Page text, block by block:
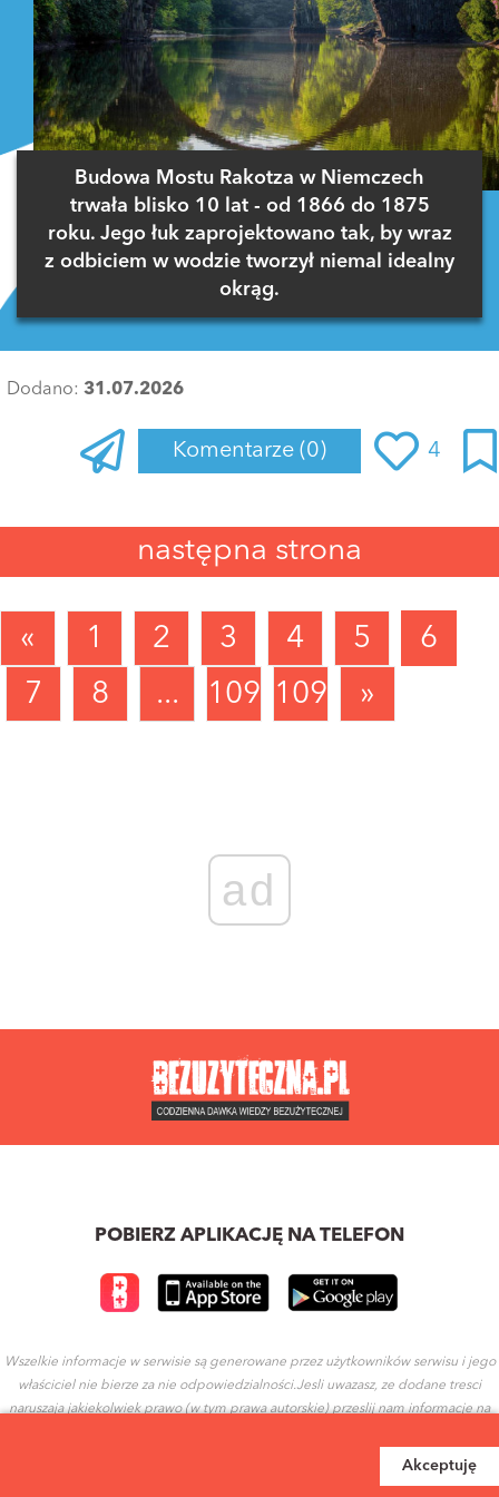
Akceptuję
Budowa Mostu Rakotza w Niemczech
trwała blisko 10 lat - od 1866 do 1875
roku. Jego łuk zaprojektowano tak, by wraz
z odbiciem w wodzie tworzył niemal idealny
okrąg.
Dodano: 31.07.2026
Komentarze (0) 4
następna strona
« 1 2 3 4 5
6
7
8 ... 10901091 »
ad
POBIERZ APLIKACJĘ NA TELEFON
Wszelkie informacje w serwisie są generowane przez użytkowników serwisu i jego
właściciel nie bierze za nie odpowiedzialności.Jesli uwazasz, ze dodane tresci
naruszaja jakiekolwiek prawo (w tym prawa autorskie) przeslij nam informacje na